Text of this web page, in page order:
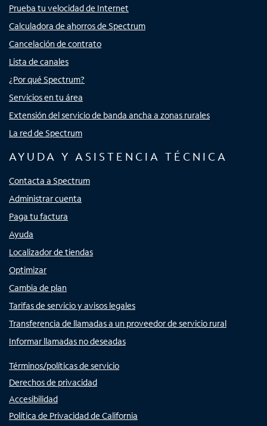
Prueba tu velocidad de Internet
Calculadora de ahorros de Spectrum
Cancelación de contrato
Lista de canales
¿Por qué Spectrum?
Servicios en tu área
Extensión del servicio de banda ancha a zonas rurales
La red de Spectrum
AYUDA Y ASISTENCIA TÉCNICA
Contacta a Spectrum
Administrar cuenta
Paga tu factura
Ayuda
Localizador de tiendas
Optimizar
Cambia de plan
Tarifas de servicio y avisos legales
Transferencia de llamadas a un proveedor de servicio rural
Informar llamadas no deseadas
Términos/políticas de servicio
Derechos de privacidad
Accesibilidad
Política de Privacidad de California